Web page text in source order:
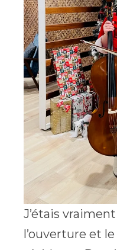
J’étais
l’ouverture et